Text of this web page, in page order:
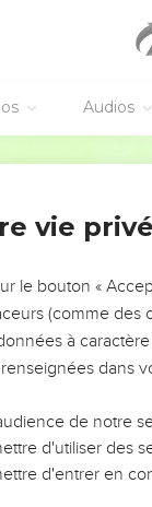
Audios
LES VOTRES ?
leur impact, leur
qu'ils ont
et responsables
avec plus de
ministère, une
vie
le bouton «
(comme des
à
dans
de notre
d'utiliser des
d'entrer en